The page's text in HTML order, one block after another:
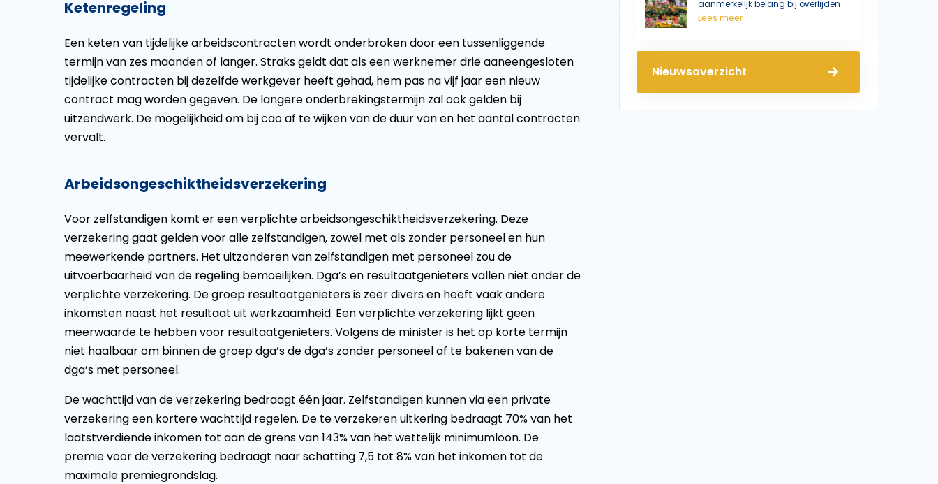
Ketenregeling
Een keten van tijdelijke arbeidscontracten wordt onderbroken door een tussenliggende
termijn van zes maanden of langer. Straks geldt dat als een werknemer drie aaneengesloten
tijdelijke contracten bij dezelfde werkgever heeft gehad, hem pas na vijf jaar een nieuw
contract mag worden gegeven. De langere onderbrekingstermijn zal ook gelden bij
uitzendwerk. De mogelijkheid om bij cao af te wijken van de duur van en het aantal contracten
vervalt.
Arbeidsongeschiktheidsverzekering
Voor zelfstandigen komt er een verplichte arbeidsongeschiktheidsverzekering. Deze
verzekering gaat gelden voor alle zelfstandigen, zowel met als zonder personeel en hun
meewerkende partners. Het uitzonderen van zelfstandigen met personeel zou de
uitvoerbaarheid van de regeling bemoeilijken. Dga’s en resultaatgenieters vallen niet onder de
verplichte verzekering. De groep resultaatgenieters is zeer divers en heeft vaak andere
inkomsten naast het resultaat uit werkzaamheid. Een verplichte verzekering lijkt geen
meerwaarde te hebben voor resultaatgenieters. Volgens de minister is het op korte termijn
niet haalbaar om binnen de groep dga’s de dga’s zonder personeel af te bakenen van de
dga’s met personeel.
De wachttijd van de verzekering bedraagt één jaar. Zelfstandigen kunnen via een private
verzekering een kortere wachttijd regelen. De te verzekeren uitkering bedraagt 70% van het
laatstverdiende inkomen tot aan de grens van 143% van het wettelijk minimumloon. De
premie voor de verzekering bedraagt naar schatting 7,5 tot 8% van het inkomen tot de
maximale premiegrondslag.
aanmerkelijk belang bij overlijden
Lees meer
Nieuwsoverzicht